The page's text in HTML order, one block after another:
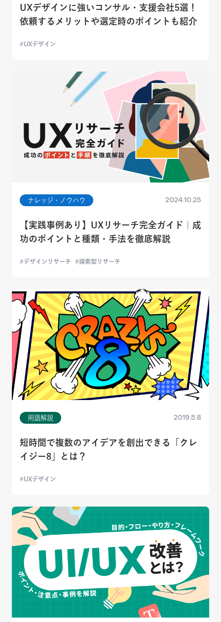
UXデザインに強いコンサル・支援会社5選！
依頼するメリットや選定時のポイントも紹介
UXデザイン
ナレッジ・ノウハウ 2024.10.25
【実践事例あり】UXリサーチ完全ガイド｜成
功のポイントと種類・手法を徹底解説
デザインリサーチ 探索型リサーチ
用語解説 2019.5.8
短時間で複数のアイデアを創出できる「クレ
イジー8」とは？
UXデザイン